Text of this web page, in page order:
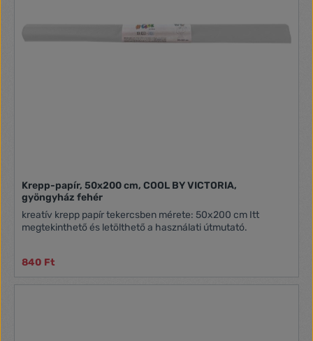
Krepp-papír, 50x200 cm, COOL BY VICTORIA,
gyöngyház fehér
kreatív krepp papír tekercsben mérete: 50x200 cm Itt
megtekinthető és letölthető a használati útmutató.
840 Ft